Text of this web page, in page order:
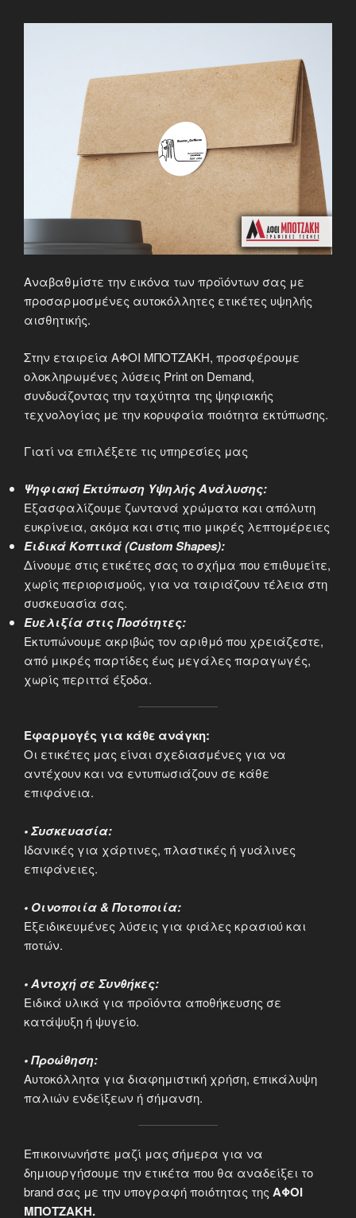
Αναβαθμίστε την εικόνα των προϊόντων σας με
προσαρμοσμένες αυτοκόλλητες ετικέτες υψηλής
αισθητικής.
Στην εταιρεία ΑΦΟΙ ΜΠΟΤΖΑΚΗ, προσφέρουμε
ολοκληρωμένες λύσεις Print on Demand,
συνδυάζοντας την ταχύτητα της ψηφιακής
τεχνολογίας με την κορυφαία ποιότητα εκτύπωσης.
Γιατί να επιλέξετε τις υπηρεσίες μας
Ψηφιακή Εκτύπωση Υψηλής Ανάλυσης:
Εξασφαλίζουμε ζωντανά χρώματα και απόλυτη
ευκρίνεια, ακόμα και στις πιο μικρές λεπτομέρειες
Ειδικά Κοπτικά (Custom Shapes):
Δίνουμε στις ετικέτες σας το σχήμα που επιθυμείτε,
χωρίς περιορισμούς, για να ταιριάζουν τέλεια στη
συσκευασία σας.
Ευελιξία στις Ποσότητες:
Εκτυπώνουμε ακριβώς τον αριθμό που χρειάζεστε,
από μικρές παρτίδες έως μεγάλες παραγωγές,
χωρίς περιττά έξοδα.
Εφαρμογές για κάθε ανάγκη:
Οι ετικέτες μας είναι σχεδιασμένες για να
αντέχουν και να εντυπωσιάζουν σε κάθε
επιφάνεια.
• Συσκευασία:
Ιδανικές για χάρτινες, πλαστικές ή γυάλινες
επιφάνειες.
• Οινοποιία & Ποτοποιία:
Εξειδικευμένες λύσεις για φιάλες κρασιού και
ποτών.
• Αντοχή σε Συνθήκες:
Ειδικά υλικά για προϊόντα αποθήκευσης σε
κατάψυξη ή ψυγείο.
• Προώθηση:
Αυτοκόλλητα για διαφημιστική χρήση, επικάλυψη
παλιών ενδείξεων ή σήμανση.
Επικοινωνήστε μαζί μας σήμερα για να
δημιουργήσουμε την ετικέτα που θα αναδείξει το
brand σας με την υπογραφή ποιότητας της ΑΦΟΙ
ΜΠΟΤΖΑΚΗ.